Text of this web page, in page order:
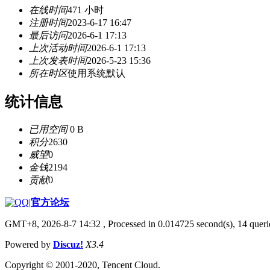
在线时间471 小时
注册时间2023-6-17 16:47
最后访问2026-6-1 17:13
上次活动时间2026-6-1 17:13
上次发表时间2026-5-23 15:36
所在时区使用系统默认
统计信息
已用空间0 B
积分2630
威望0
金钱2194
贡献0
|官方论坛
GMT+8, 2026-8-7 14:32 , Processed in 0.014725 second(s), 14
Powered by Discuz! X3.4
Copyright © 2001-2020, Tencent Cloud.